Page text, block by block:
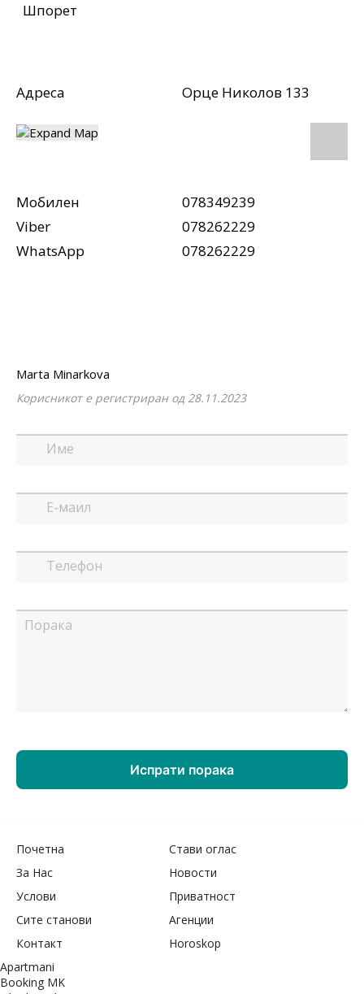
Шпорет
Адреса Орце Николов 133
Мобилен
078349239
Viber
078262229
WhatsApp
078262229
Marta Minarkova
Корисникот е регистриран од 28.11.2023
Почетна
Стави оглас
За Нас
Новости
Услови
Приватност
Сите станови
Агенции
Контакт
Horoskop
Apartmani
Booking MK